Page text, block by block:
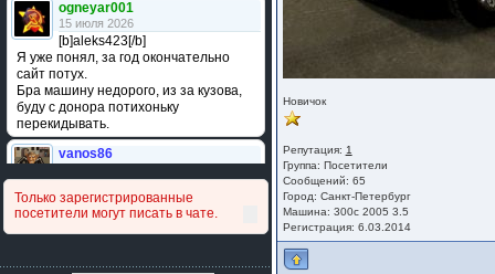
ogneyar001
15 июля 2026
[b]aleks423[/b]
Я уже понял, за год окончательно
сайт потух.
Бра машину недорого, из за кузова,
буду с донора потихоньку
перекидывать.
vanos86
сравнивал подушку акпп бензиновой и
дизельной машины намера
4578063AG и 4578061AG? По фото
Только зарегистрированные
посетители могут писать в чате.
Новичок
Репутация: 1
Группа: Посетители
Сообщений: 65
Город: Санкт-Петербург
Машина: 300c 2005 3.5
Регистрация: 6.03.2014